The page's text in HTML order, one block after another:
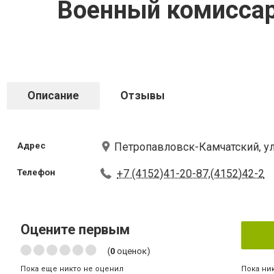
Военный
Описание Отзывы
Адрес Петропавловск-Камчатский,
Телефон +7 (4152)41-20-87,(4152)42-2
Оцените первым
(0 оценок)
Пока еще никто не оценил Пока